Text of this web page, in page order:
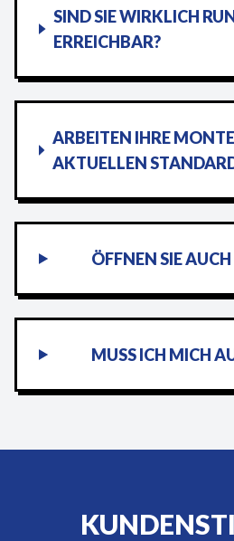
SIND SIE WIRKLICH
ERREICHBAR?
ARBEITEN IHRE
AKTUELLEN
ÖFFNEN SIE
MUSS ICH MICH